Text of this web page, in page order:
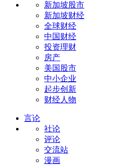
新加坡股市
新加坡财经
全球财经
中国财经
投资理财
房产
美国股市
中小企业
起步创新
财经人物
言论
社论
评论
交流站
漫画